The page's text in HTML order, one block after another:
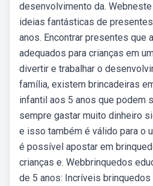
desenvolvimento da.
ideias fantásticas de
anos. Encontrar presentes que
adequados para crianças em
divertir e trabalhar o
família, existem brincadeiras
infantil aos 5 anos que podem
sempre gastar muito dinheiro
e isso também é válido para o
é possível apostar em
crianças e. Webbrinquedos
de 5 anos: Incríveis